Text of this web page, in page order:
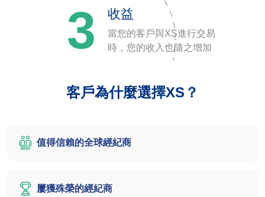
3 收益
當您的客戶與XS進行交易
時，您的收入也隨之增加
客戶為什麼選擇XS？
值得信賴的全球經紀商
屢獲殊榮的經紀商